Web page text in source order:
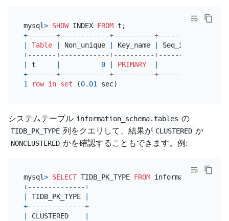
mysql> SHOW INDEX FROM
+-------+------------+----------+--------------
Table Non_unique Key_name Seq_in_index
+-------+------------+----------+--------------
t 0 PRIMARY
+-------+------------+----------+--------------
1
row in set (0.01
システムテーブル information_schema.tables の
TIDB_PK_TYPE 列をクエリして、結果が CLUSTERED か
NONCLUSTERED かを確認することもできます。例:
mysql> SELECT TIDB_PK_TYPE FROM
+--------------+
TIDB_PK_TYPE
+--------------+
CLUSTERED